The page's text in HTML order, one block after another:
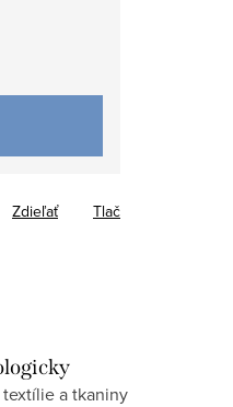
Tlač
Zdieľať
a tkaniny